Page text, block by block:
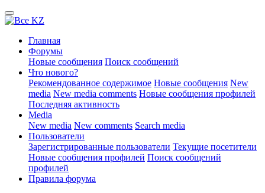
Главная
Форумы
Новые сообщения Поиск сообщений
Что нового?
Рекомендованное содержимое Новые сообщения New
media New media comments Новые сообщения профилей
Последняя активность
Media
New media New comments Search media
Пользователи
Зарегистрированные пользователи Текущие посетители
Новые сообщения профилей Поиск сообщений
профилей
Правила форума